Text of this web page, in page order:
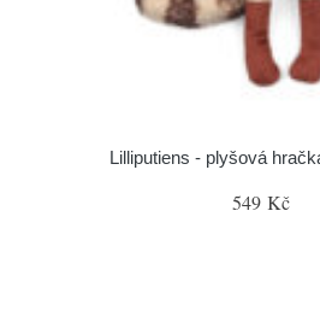
Lilliputiens - plyšová
549 Kč